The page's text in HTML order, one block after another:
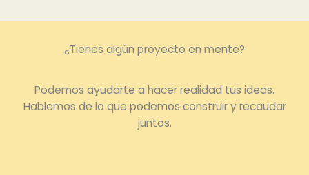
¿Tienes algún proyecto en mente?
Podemos ayudarte a hacer realidad tus ideas.
Hablemos de lo que podemos construir y recaudar
juntos.